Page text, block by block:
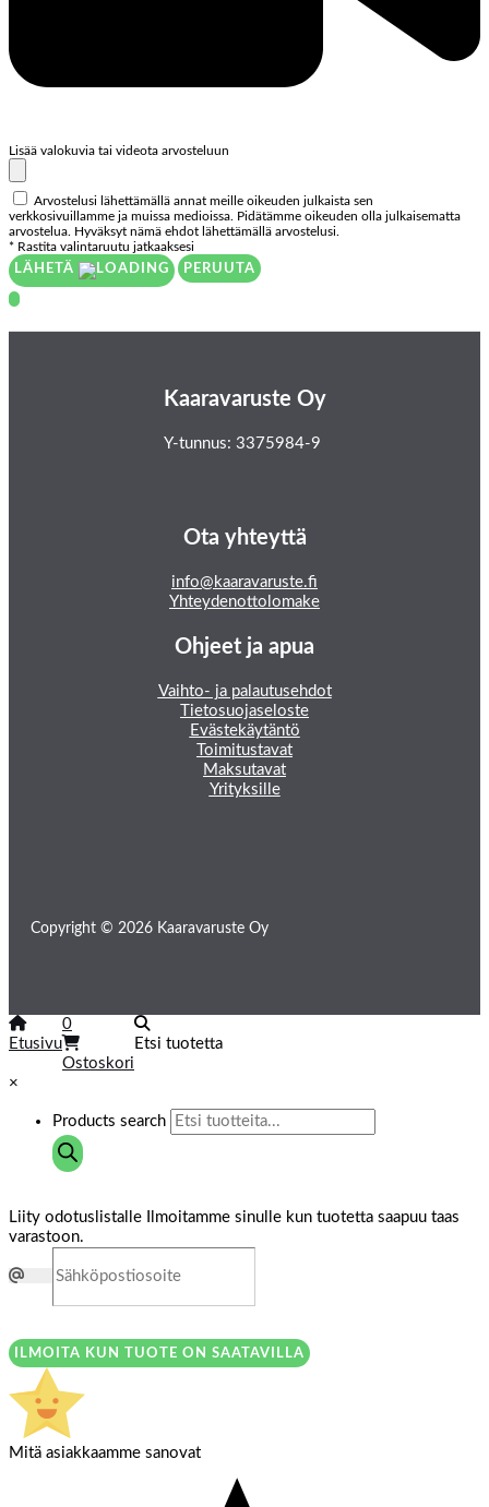
Lisää valokuvia tai videota arvosteluun
Arvostelusi lähettämällä annat meille oikeuden julkaista sen
verkkosivuillamme ja muissa medioissa. Pidätämme oikeuden olla julkaisematta
arvostelua. Hyväksyt nämä ehdot lähettämällä arvostelusi.
* Rastita valintaruutu jatkaaksesi
LÄHETÄ
PERUUTA
Kaaravaruste Oy
Y-tunnus: 3375984-9
Ota yhteyttä
info@kaaravaruste.fi
Yhteydenottolomake
Ohjeet ja apua
Vaihto- ja palautusehdot
Tietosuojaseloste
Evästekäytäntö
Toimitustavat
Maksutavat
Yrityksille
Copyright © 2026 Kaaravaruste Oy
Etusivu
0
Ostoskori
Etsi tuotetta
×
Products search
Liity odotuslistalle
Ilmoitamme sinulle kun tuotetta saapuu taas
varastoon.
ILMOITA KUN TUOTE ON SAATAVILLA
Mitä asiakkaamme sanovat